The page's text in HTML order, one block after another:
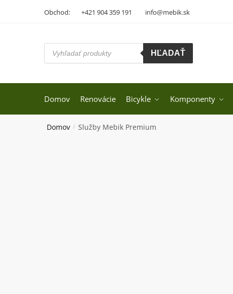
Obchod: +421 904 359 191 info@mebik.sk
Products
search
HĽADAŤ
Domov Renovácie Bicykle Komponenty
Domov / Služby Mebik Premium